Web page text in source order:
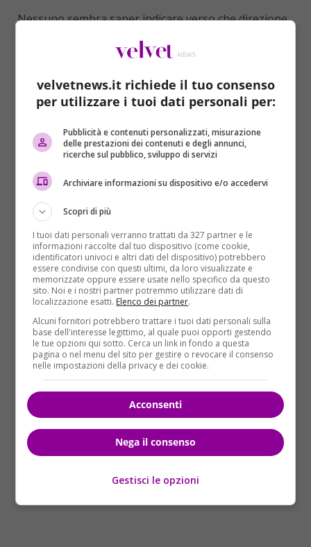
Nessuno sembra saper indicare verso che direzione
zona–”è successo troppo in fretta, solo quando la
dell’accaduto”. Secondo una prima ricostruzione dei
fatti, riportata online suRepubblicada Alessia
compagna e a che ora, l’ha aspettata e non
appena l’ha vista non ha esitato un attimo
Nonostante la donna si trovasse in una via
semicentrale e trafficata, nei pressi del liceo
artistico
In pochi istanti ha aperto la portiera, le ha
lanciato addosso del liquido infiammabile, e le ha
dato fuoco.Un’azione della durata di pochi secondi,
probabilmente progettata nei dettagli. Dopo aver
appiccato il fuoco si è allontanato in fretta a bordo
targata FF685FW, fra le urla della donna e quella dei
passanti attoniti.
velvetnews.it richiede il tuo consenso
per utilizzare i tuoi dati personali per:
Pubblicità e contenuti personalizzati, misurazione
delle prestazioni dei contenuti e degli annunci,
ricerche sul pubblico, sviluppo di servizi
Archiviare informazioni su dispositivo e/o accedervi
Scopri di più
I tuoi dati personali verranno trattati da 327 partner e le
informazioni raccolte dal tuo dispositivo (come cookie,
identificatori univoci e altri dati del dispositivo) potrebbero
essere condivise con questi ultimi, da loro visualizzate e
memorizzate oppure essere usate nello specifico da questo
sito. Noi e i nostri partner potremmo utilizzare dati di
localizzazione esatti. Elenco dei partner.
Alcuni fornitori potrebbero trattare i tuoi dati personali sulla
base dell'interesse legittimo, al quale puoi opporti gestendo
le tue opzioni qui sotto. Cerca un link in fondo a questa
pagina o nel menu del sito per gestire o revocare il consenso
nelle impostazioni della privacy e dei cookie.
Acconsenti
Nega il consenso
Gestisci le opzioni